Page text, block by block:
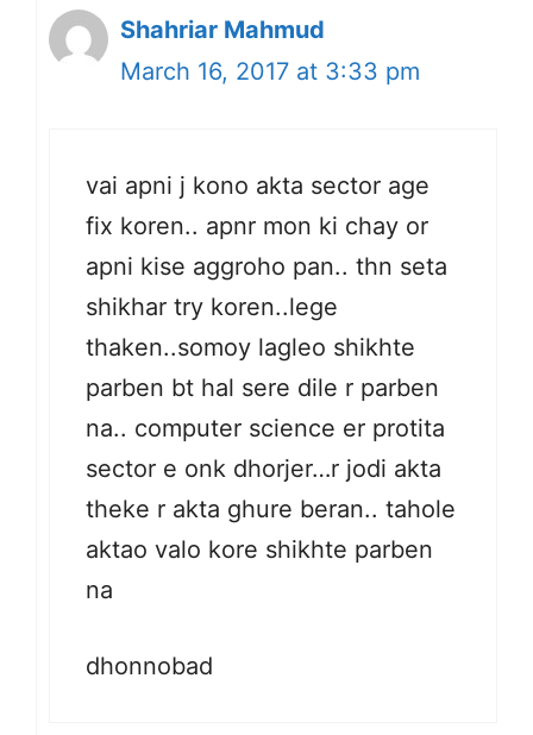
Shahriar Mahmud
March 16, 2017 at 3:33 pm
vai apni j kono akta sector age
fix koren.. apnr mon ki chay or
apni kise aggroho pan.. thn seta
shikhar try koren..lege
thaken..somoy lagleo shikhte
parben bt hal sere dile r parben
na.. computer science er protita
sector e onk dhorjer…r jodi akta
theke r akta ghure beran.. tahole
aktao valo kore shikhte parben
na
dhonnobad